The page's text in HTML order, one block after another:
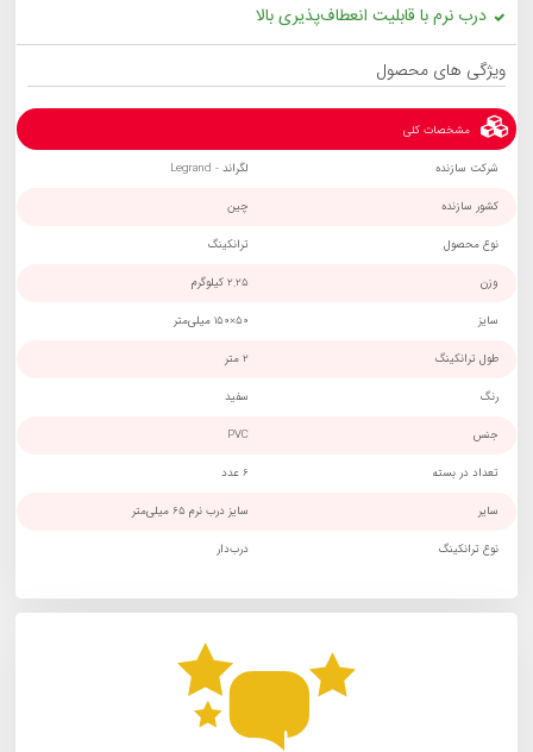
درب نرم با قابلیت انعطاف‌پذیری بالا
ویژگی های محصول
مشخصات کلی
شرکت سازنده لگراند - Legrand
کشور سازنده چین
نوع محصول ترانکینگ
وزن 2.25 کیلوگرم
سایز 50×150 میلی‌متر
طول ترانکینگ 2 متر
رنگ سفید
جنس PVC
تعداد در بسته 6 عدد
سایر سایز درب نرم 65 میلی‌متر
نوع ترانکینگ درب‌دار